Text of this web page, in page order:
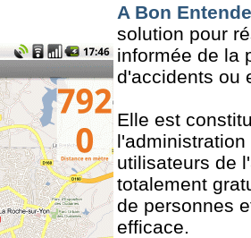
A Bon
solution pour
informée de la
d'accidents ou
Elle est
utilisateurs de
totalement
de personnes
efficace.